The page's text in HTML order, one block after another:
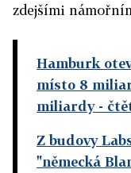
zdejšími
Hamburk
místo 8
miliardy-
Z budovy
"německá